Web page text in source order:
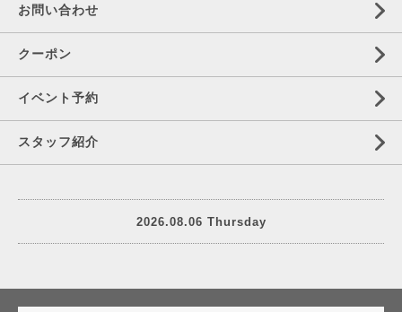
お問い合わせ
クーポン
イベント予約
スタッフ紹介
2026.08.06 Thursday